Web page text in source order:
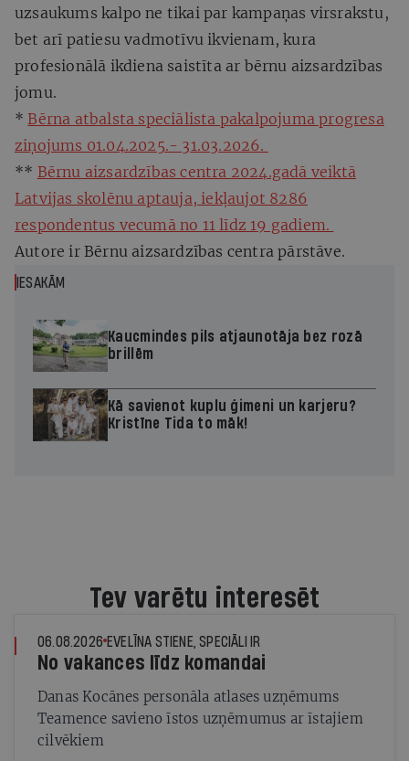
uzsaukums kalpo ne tikai par kampaņas virsrakstu,
bet arī patiesu vadmotīvu ikvienam, kura
profesionālā ikdiena saistīta ar bērnu aizsardzības
jomu.
* Bērna atbalsta speciālista pakalpojuma progresa
ziņojums 01.04.2025.- 31.03.2026.
** Bērnu aizsardzības centra 2024.gadā veiktā
Latvijas skolēnu aptauja, iekļaujot 8286
respondentus vecumā no 11 līdz 19 gadiem.
Autore ir Bērnu aizsardzības centra pārstāve.
IESAKĀM
Kaucmindes pils atjaunotāja bez rozā
brillēm
Kā savienot kuplu ģimeni un karjeru?
Kristīne Tida to māk!
Tev varētu interesēt
06.08.2026 EVELĪNA STIENE, SPECIĀLI IR
No vakances līdz komandai
Danas Kocānes personāla atlases uzņēmums
Teamence savieno īstos uzņēmumus ar īstajiem
cilvēkiem